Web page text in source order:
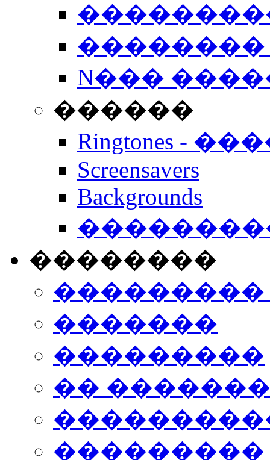
��������
N���
������
Ringtones -
Screensavers
Backgrounds
��������
���������
�������
���������
��
���������